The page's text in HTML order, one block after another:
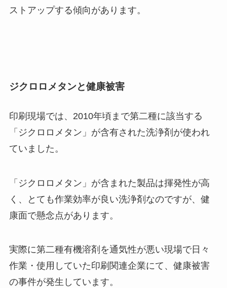
ストアップする傾向があります。
ジクロロメタンと健康被害
印刷現場では、2010年頃まで第二種に該当する
「ジクロロメタン」が含有された洗浄剤が使われ
ていました。
「ジクロロメタン」が含まれた製品は揮発性が高
く、とても作業効率が良い洗浄剤なのですが、健
康面で懸念点があります。
実際に第二種有機溶剤を通気性が悪い現場で日々
作業・使用していた印刷関連企業にて、健康被害
の事件が発生しています。